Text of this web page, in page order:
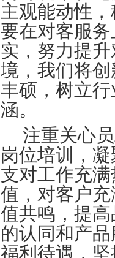
主观能动性
要在对客服
实，努力提
境，我们将
丰硕，树立
涵。
注重关心
岗位培训，
支对工作充
值，对客户
值共鸣，提
的认同和产
福利待遇，